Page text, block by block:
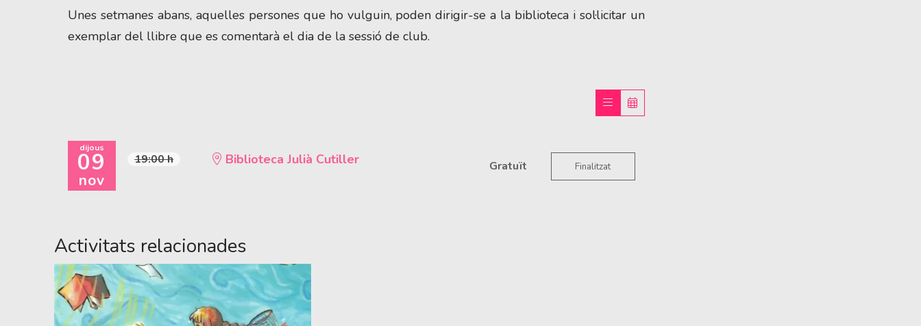
Unes setmanes abans, aquelles persones que ho vulguin, poden dirigir-se a la biblioteca i sol·licitar un
exemplar del llibre que es comentarà el dia de la sessió de club.
dijous
09
nov
19:00 h Biblioteca Julià Cutiller Gratuït Finalitzat
Activitats relacionades